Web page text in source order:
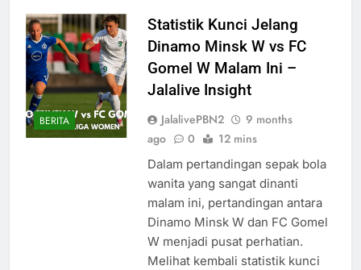
BERITA
Statistik Kunci Jelang
Dinamo Minsk W vs FC
Gomel W Malam Ini –
Jalalive Insight
JalalivePBN2
9 months
ago
0 12 mins
Dalam pertandingan sepak bola
wanita yang sangat dinanti
malam ini, pertandingan antara
Dinamo Minsk W dan FC Gomel
W menjadi pusat perhatian.
Melihat kembali statistik kunci